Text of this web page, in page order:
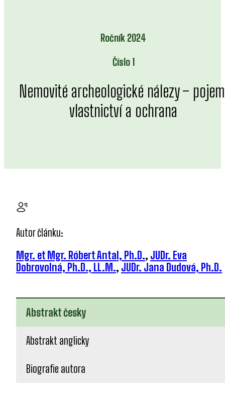
Ročník 2024
Číslo 1
Nemovité archeologické nálezy –
vlastnictví a ochrana
Autor článku:
Mgr. et Mgr. Róbert Antal, Ph.D., JUDr. Eva
Dobrovolná, Ph.D., LL.M., JUDr. Jana Dudová, Ph.D.
Abstrakt česky
Abstrakt anglicky
Biografie autora